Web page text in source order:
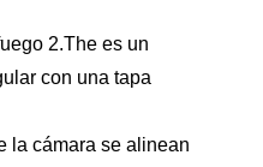
2.The es un
con una tapa
la cámara se alinean